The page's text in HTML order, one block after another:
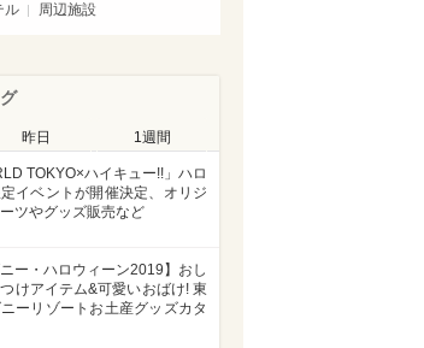
ル 周辺施設
昨日 1週間
TOKYO×ハイキュー!!」ハロ
イベントが開催決定、オリジ
ツやグッズ販売など
ニー・ハロウィーン2019】おし
けアイテム&可愛いおばけ! 東
ーリゾートお土産グッズカタ